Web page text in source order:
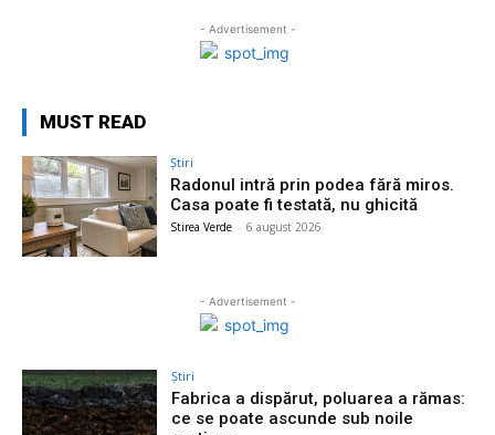
- Advertisement -
MUST READ
Știri
Radonul intră prin podea fără miros.
Casa poate fi testată, nu ghicită
Stirea Verde - 6 august 2026
- Advertisement -
Știri
Fabrica a dispărut, poluarea a rămas:
ce se poate ascunde sub noile